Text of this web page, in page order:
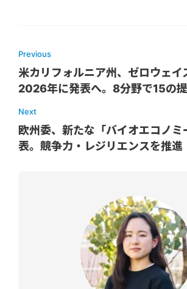
Previous
米カリフォルニア州、ゼロウェイ
2026年に発表へ。8分野で15の
Next
欧州委、新たな「バイオエコノミ
表。競争力・レジリエンスを推進